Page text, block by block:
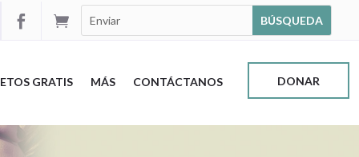


GRATIS MÁS CONTÁCTANOS DONAR